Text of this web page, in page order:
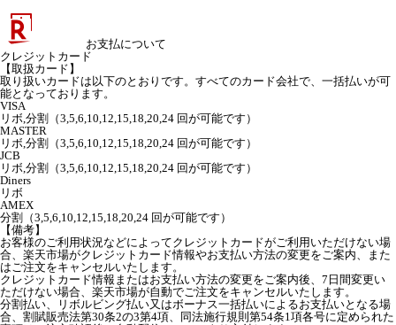
お支払について
クレジットカード
【取扱カード】
取り扱いカードは以下のとおりです。すべてのカード会社で、一括払いが可
能となっております。
VISA
リボ,分割（3,5,6,10,12,15,18,20,24 回が可能です）
MASTER
リボ,分割（3,5,6,10,12,15,18,20,24 回が可能です）
JCB
リボ,分割（3,5,6,10,12,15,18,20,24 回が可能です）
Diners
リボ
AMEX
分割（3,5,6,10,12,15,18,20,24 回が可能です）
【備考】
お客様のご利用状況などによってクレジットカードがご利用いただけない場
合、楽天市場がクレジットカード情報やお支払い方法の変更をご案内、また
はご注文をキャンセルいたします。
クレジットカード情報またはお支払い方法の変更をご案内後、7日間変更い
ただけない場合、楽天市場が自動でご注文をキャンセルいたします。
分割払い、リボルビング払い又はボーナス一括払いによるお支払いとなる場
合、割賦販売法第30条2の3第4項、同法施行規則第54条1項各号に定められた